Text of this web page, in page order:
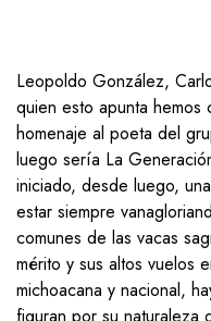
Leopoldo González,
quien esto apunta
homenaje al poeta del
luego sería La
iniciado, desde luego,
estar siempre
comunes de las vacas
mérito y sus altos vuelos
michoacana y nacional,